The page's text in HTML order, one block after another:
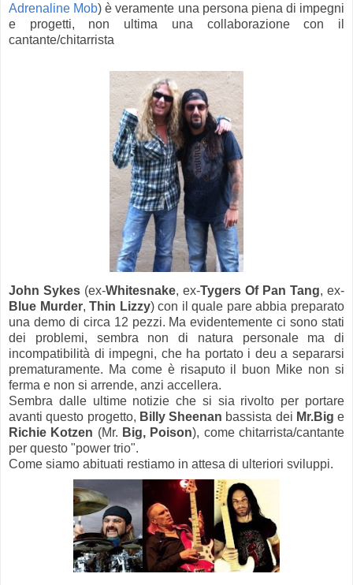
Adrenaline Mob) è veramente una persona piena di impegni
e progetti, non ultima una collaborazione con il
cantante/chitarrista
John Sykes (ex-Whitesnake, ex-Tygers Of Pan Tang, ex-
Blue Murder,Thin Lizzy) con il quale pare abbia preparato
una demo di circa 12 pezzi. Ma evidentemente ci sono stati
dei problemi, sembra non di natura personale ma di
incompatibilità di impegni, che ha portato i deu a separarsi
prematuramente. Ma come è risaputo il buon Mike non si
ferma e non si arrende, anzi accellera.
Sembra dalle ultime notizie che si sia rivolto per portare
avanti questo progetto, Billy Sheenan bassista dei Mr.Big e
Richie Kotzen (Mr. Big, Poison), come chitarrista/cantante
per questo "power trio".
Come siamo abituati restiamo in attesa di ulteriori sviluppi.